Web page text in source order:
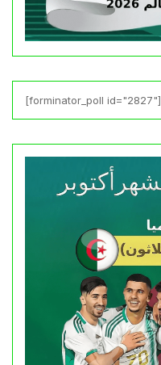
[forminator_poll id="2827"]